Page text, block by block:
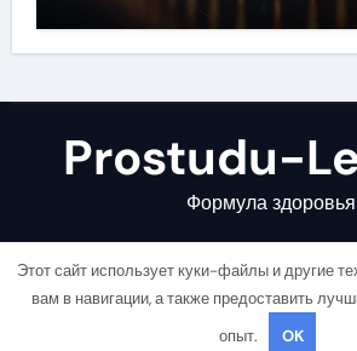
Prostudu-
Формула здоровья
Copyright © All rights reserved |
Этот сайт использует куки-файлы и другие
вам в навигации, а также предоставить
опыт.
OK